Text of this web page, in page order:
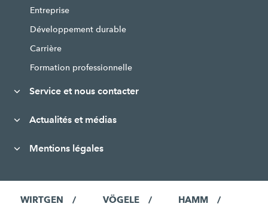
Entreprise
Développement durable
Carrière
Formation professionnelle
Service et nous contacter
Actualités et médias
Mentions légales
WIRTGEN VÖGELE HAMM